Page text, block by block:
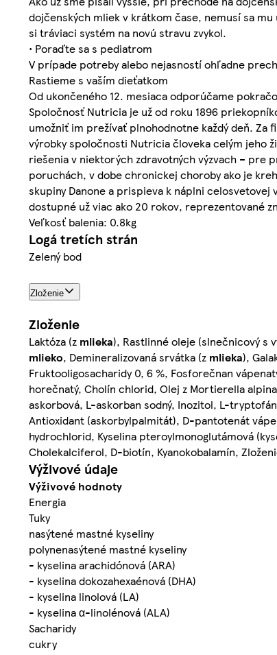
dojčenských mliek v krátkom čase, nemusí sa
si tráviaci systém na novú stravu zvykol.
• Poraďte sa s pediatrom
V prípade potreby alebo nejasností ohľadne
Rastieme s vaším dieťatkom
Od ukončeného 12. mesiaca odporúčame
Spoločnosť Nutricia je už od roku 1896
umožniť im prežívať plnohodnotne každý deň.
výrobky spoločnosti Nutricia človeka celým jeho
riešenia v niektorých zdravotných výzvach – pre
poruchách, v dobe chronickej choroby ako je
skupiny Danone a prispieva k náplni
dostupné už viac ako 20 rokov, reprezentované
Veľkosť balenia: 0.8kg
Logá tretích strán
Zelený bod
Zloženie
Zloženie
Laktóza (z mlieka), Rastlinné oleje (slnečnicový s
mlieko, Demineralizovaná srvátka (z mlieka),
Fruktooligosacharidy 0, 6 %, Fosforečnan
horečnatý, Cholín chlorid, Olej z Mortierella
askorbová, L-askorban sodný, Inozitol, L-
Antioxidant (askorbylpalmitát), D-pantotenát
hydrochlorid, Kyselina pteroylmonoglutámová
Cholekalciferol, D-biotín, Kyanokobalamín,
Výživové údaje
Výživové hodnoty
Energia
Tuky
nasýtené mastné kyseliny
polynenasýtené mastné kyseliny
- kyselina arachidónová (ARA)
- kyselina dokozahexaénová (DHA)
- kyselina linolová (LA)
- kyselina α-linolénová (ALA)
Sacharidy
cukry